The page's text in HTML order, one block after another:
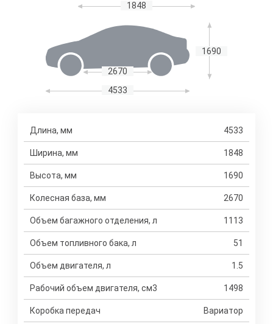
1848
2670
1690
4533
Длина, мм 4533
Ширина, мм 1848
Высота, мм 1690
Колесная база, мм 2670
Объем багажного отделения, л 1113
Объем топливного бака, л 51
Объем двигателя, л 1.5
Рабочий объем двигателя, см3 1498
Коробка передач Вариатор